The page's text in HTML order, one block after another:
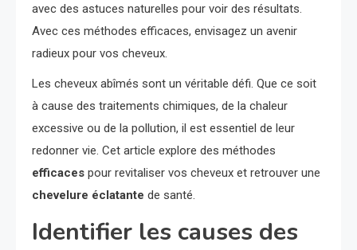
avec des astuces naturelles pour voir des résultats.
Avec ces méthodes efficaces, envisagez un avenir
radieux pour vos cheveux.
Les cheveux abîmés sont un véritable défi. Que ce soit
à cause des traitements chimiques, de la chaleur
excessive ou de la pollution, il est essentiel de leur
redonner vie. Cet article explore des méthodes
efficaces pour revitaliser vos cheveux et retrouver une
chevelure éclatante de santé.
Identifier les causes des